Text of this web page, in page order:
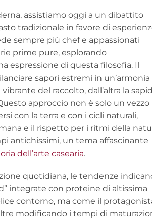
assistiamo oggi a un dibattito
tradizionale in favore di
sempre più chef e appassionati
prime pure, esplorando
espressione di questa filosofia. Il
sapori estremi in un’armonia
del raccolto, dall’altra la
approccio non è solo un vezzo
con la terra e con i cicli naturali,
e il rispetto per i ritmi della
antichissimi, un tema affascinante
dell’arte casearia.
quotidiana, le tendenze
integrate con proteine di altissima
contorno, ma come il
modificando i tempi di